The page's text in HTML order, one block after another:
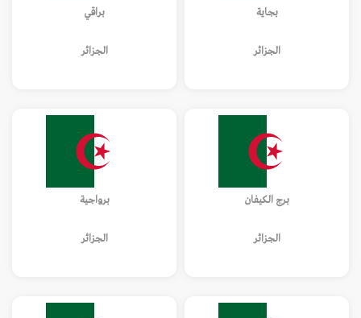
بجاية
الجزائر
براقي
الجزائر
برج الكيفان
الجزائر
برواجية
الجزائر